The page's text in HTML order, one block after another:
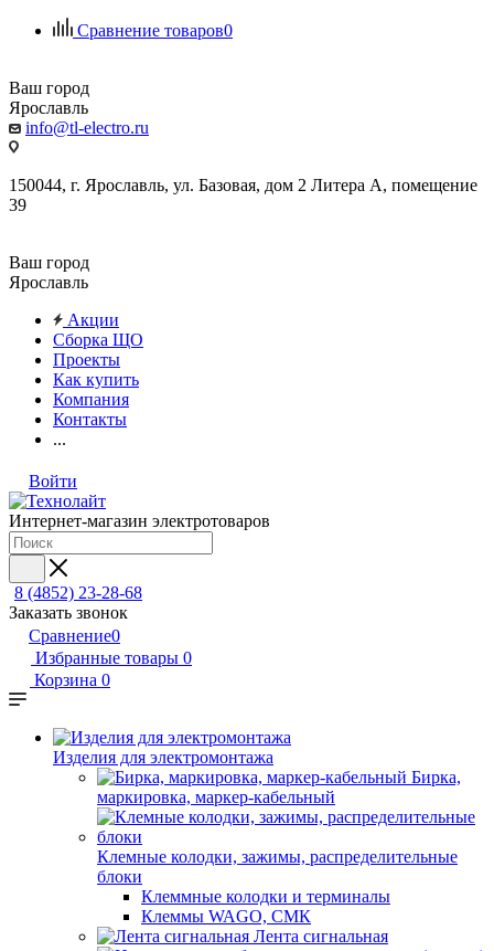
Сравнение товаров0
Ваш город
Ярославль
info@tl-electro.ru
150044, г. Ярославль, ул. Базовая, дом 2 Литера А, помещение
39
Ваш город
Ярославль
Акции
Сборка ЩО
Проекты
Как купить
Компания
Контакты
...
Войти
Интернет-магазин электротоваров
8 (4852) 23-28-68
Заказать звонок
Сравнение0
Избранные товары 0
Корзина 0
Изделия для электромонтажа
Бирка,
маркировка, маркер-кабельный
Клемные колодки, зажимы, распределительные
блоки
Клеммные колодки и терминалы
Клеммы WAGO, СМК
Лента сигнальная